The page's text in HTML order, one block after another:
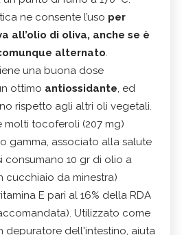
ne consente l’uso per
all’olio di oliva, anche se è
alternato.
una buona dose
ottimo antiossidante, ed
rispetto agli altri oli vegetali.
molti tocoferoli (207 mg)
gamma, associato alla salute
consumano 10 gr di olio a
cucchiaio da minestra)
E pari al 16% della RDA
Utilizzato come
depuratore dell'intestino, aiuta